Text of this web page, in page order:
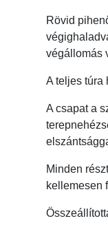
Rövid
végállomás
A teljes túra
A csapat a
Minden
kellemesen